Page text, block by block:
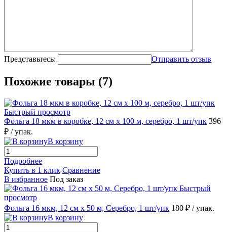
Представьтесь: Отправить отзыв
Похожие товары (7)
Быстрый просмотр
Фольга 18 мкм в коробке, 12 см х 100 м, серебро, 1 шт/упк 396
₽ / упак.
В корзину
Подробнее
Купить в 1 клик Сравнение
В избранное Под заказ
Быстрый
просмотр
Фольга 16 мкм, 12 см х 50 м, Серебро, 1 шт/упк 180 ₽ / упак.
В корзину